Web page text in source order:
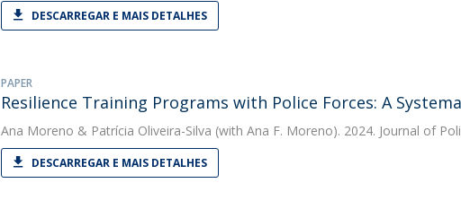
DESCARREGAR E MAIS DETALHES
PAPER
Resilience Training Programs with Police Forces: A
Ana Moreno & Patrícia Oliveira-Silva (with Ana F. Moreno). 2024. Journal of
DESCARREGAR E MAIS DETALHES